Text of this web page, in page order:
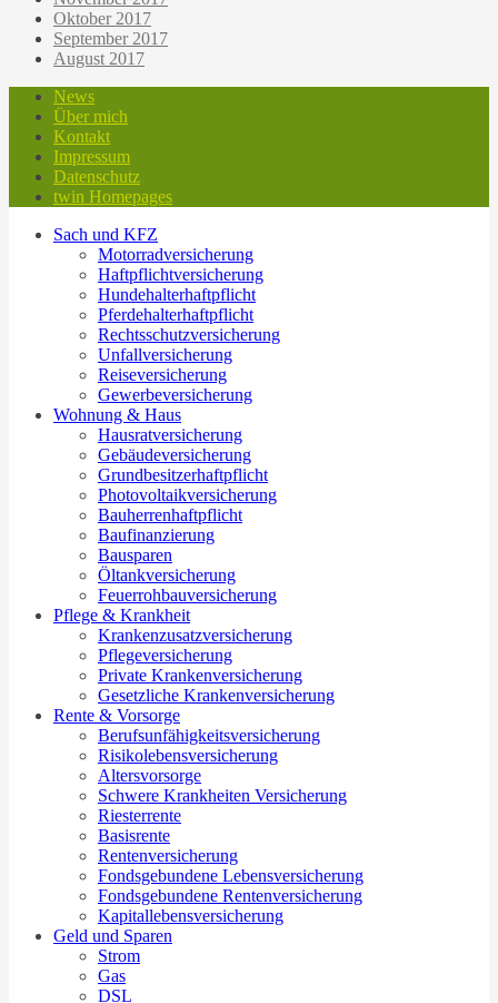
Oktober 2017
September 2017
August 2017
News
Über mich
Kontakt
Impressum
Datenschutz
twin Homepages
Sach und KFZ
Motorradversicherung
Haftpflichtversicherung
Hundehalterhaftpflicht
Pferdehalterhaftpflicht
Rechtsschutzversicherung
Unfallversicherung
Reiseversicherung
Gewerbeversicherung
Wohnung & Haus
Hausratversicherung
Gebäudeversicherung
Grundbesitzerhaftpflicht
Photovoltaikversicherung
Bauherrenhaftpflicht
Baufinanzierung
Bausparen
Öltankversicherung
Feuerrohbauversicherung
Pflege & Krankheit
Krankenzusatzversicherung
Pflegeversicherung
Private Krankenversicherung
Gesetzliche Krankenversicherung
Rente & Vorsorge
Berufs­unfähigkeitsversicherung
Risikolebensversicherung
Altersvorsorge
Schwere Krankheiten Versicherung
Riesterrente
Basisrente
Rentenversicherung
Fondsgebundene Lebensversicherung
Fondsgebundene Rentenversicherung
Kapitallebensversicherung
Geld und Sparen
Strom
Gas
DSL